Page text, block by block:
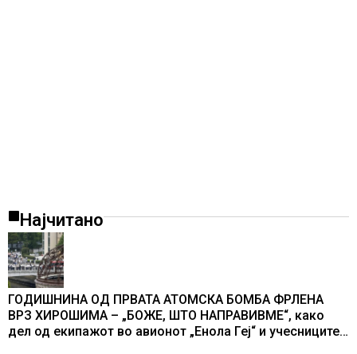
Најчитано
ГОДИШНИНА ОД ПРВАТА АТОМСКА БОМБА ФРЛЕНА
ВРЗ ХИРОШИМА – „БОЖЕ, ШТО НАПРАВИВМЕ“, како
дел од екипажот во авионот „Енола Геј“ и учесниците